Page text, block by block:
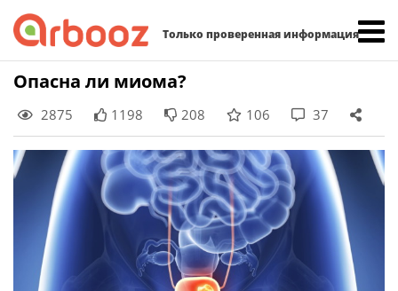
Только проверенная информация
Skip
content
Опасна ли миома?
2875 1198 208 106 37
Найти: